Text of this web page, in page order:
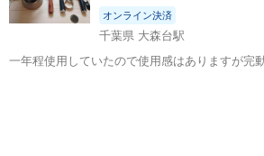
オンライン決済
千葉県 大森台駅
一年程使用していたので使用感はありますが完